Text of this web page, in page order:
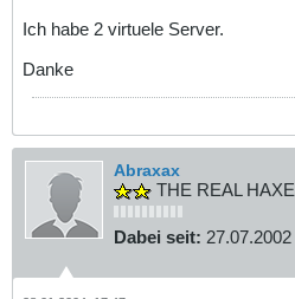
Ich habe 2 virtuele Server.
Danke
Abraxax
THE REAL
Dabei seit: 27.07.2002